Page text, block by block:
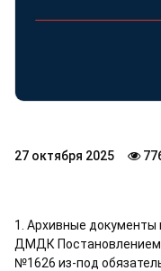
27 октября 2025
1. Архивные
ДМДК Постановлением
№1626 из-под